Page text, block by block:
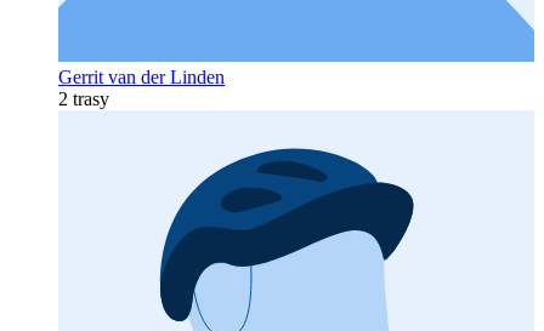
Gerrit van der Linden
2 trasy